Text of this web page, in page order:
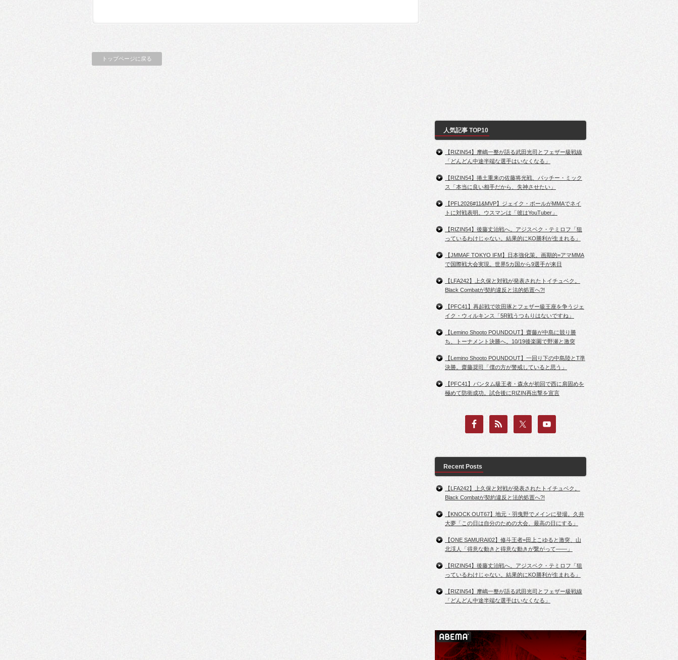
トップページに戻る
人気記事 TOP10
【RIZIN54】摩嶋一整が語る武田光司とフェザー級戦線
「どんどん中途半端な選手はいなくなる」
【RIZIN54】捲土重来の佐藤将光戦、パッチー・ミック
ス「本当に良い相手だから、失神させたい」
【PFL2026#11&MVP】ジェイク・ポールがMMAでネイ
トに対戦表明。ウスマンは「彼はYouTuber」
【RIZIN54】後藤丈治戦へ。アジスベク・テミロフ「狙
っているわけじゃない。結果的にKO勝利が生まれる」
【JMMAF TOKYO IFM】日本強化策。画期的=アマMMA
で国際戦大会実現。世界5カ国から9選手が来日
【LFA242】上久保と対戦が発表されたトイチュベク。
Black Combatが契約違反と法的処置へ?!
【PFC41】再起戦で吹田琢とフェザー級王座を争うジェ
イク・ウィルキンス「5R戦うつもりはないですね」
【Lemino Shooto POUNDOUT】齋藤が中島に競り勝
ち、トーナメント決勝へ。10/19後楽園で野瀬と激突
【Lemino Shooto POUNDOUT】一回り下の中島陸とT準
決勝。齋藤奨司「僕の方が警戒していると思う」
【PFC41】バンタム級王者・森永が初回で西に肩固めを
極めて防衛成功。試合後にRIZIN再出撃を宣言
Recent Posts
【LFA242】上久保と対戦が発表されたトイチュベク。
Black Combatが契約違反と法的処置へ?!
【KNOCK OUT67】地元・羽曳野でメインに登場。久井
大夢「この日は自分のための大会、最高の日にする」
【ONE SAMURAI02】修斗王者=田上こゆると激突、山
北渓人「得意な動きと得意な動きが繋がって――」
【RIZIN54】後藤丈治戦へ。アジスベク・テミロフ「狙
っているわけじゃない。結果的にKO勝利が生まれる」
【RIZIN54】摩嶋一整が語る武田光司とフェザー級戦線
「どんどん中途半端な選手はいなくなる」